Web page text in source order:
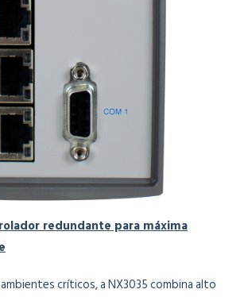
redundante para máxima
críticos, a NX3035 combina alto